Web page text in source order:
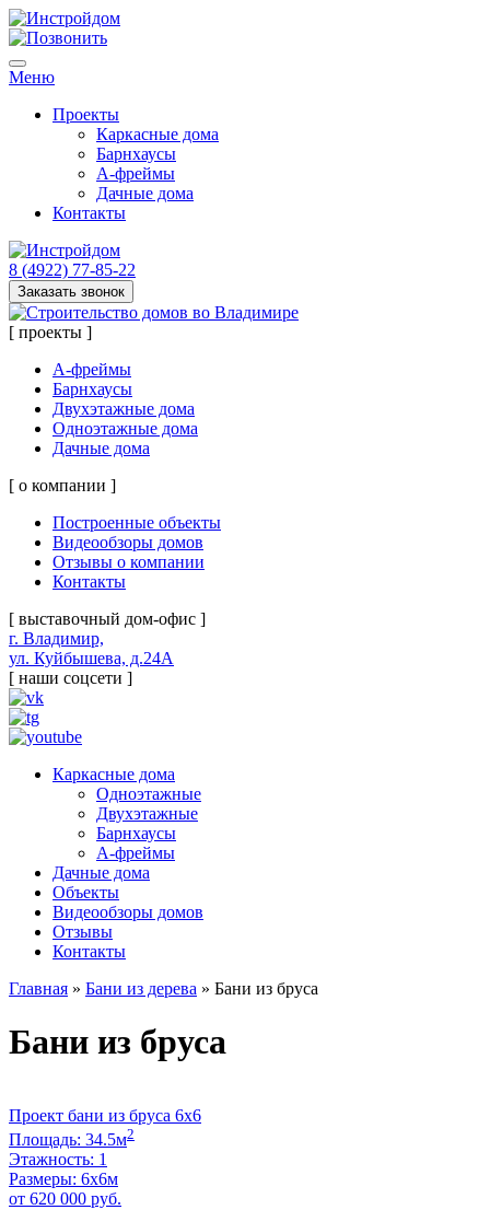
Меню
Проекты
Каркасные дома
Барнхаусы
А-фреймы
Дачные дома
Контакты
8 (4922) 77-85-22
Заказать звонок
[ проекты ]
А-фреймы
Барнхаусы
Двухэтажные дома
Одноэтажные дома
Дачные дома
[ о компании ]
Построенные объекты
Видеообзоры домов
Отзывы о компании
Контакты
[ выставочный дом-офис ]
г. Владимир,
ул. Куйбышева, д.24А
[ наши соцсети ]
Каркасные дома
Одноэтажные
Двухэтажные
Барнхаусы
А-фреймы
Дачные дома
Объекты
Видеообзоры домов
Отзывы
Контакты
Главная » Бани из дерева » Бани из бруса
Бани из бруса
Проект бани из бруса 6х6
Площадь: 34.5м2
Этажность: 1
Размеры: 6х6м
от 620 000 руб.